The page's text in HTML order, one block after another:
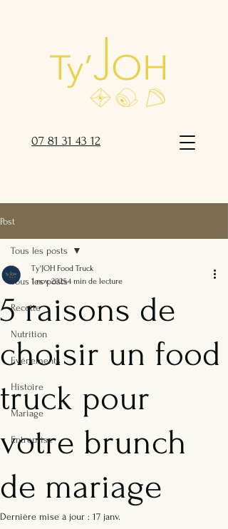
07 81 31 43 12
Post
Tous les posts
Recette
Nutrition
Evénements
Histoire
Mariage
Entreprise
Tous les posts
5 raisons de
choisir un food
truck pour
votre brunch
de mariage
Ty'JOH Food Truck
1 nov. 20254 min de lecture
Dernière mise à jour : 17 janv.